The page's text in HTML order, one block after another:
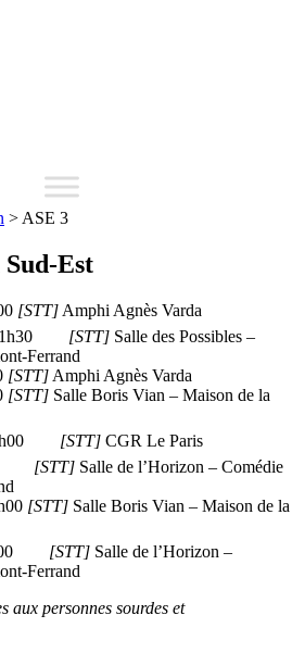
> ASE 3
Sud-Est
[STT] Amphi Agnès Varda
[STT] Salle des Possibles –
Ferrand
[STT] Amphi Agnès Varda
[STT] Salle Boris Vian – Maison de la
[STT] CGR Le Paris
[STT] Salle de l’Horizon – Comédie
[STT] Salle Boris Vian – Maison de la
[STT] Salle de l’Horizon –
Ferrand
aux personnes sourdes et